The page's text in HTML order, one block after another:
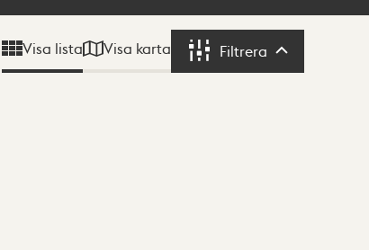
Visa lista Visa karta Filtrera Filtrera